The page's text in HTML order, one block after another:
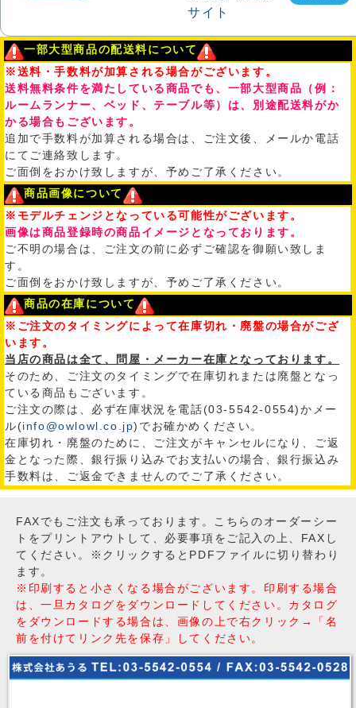
一部大型商品の配送料について
※送料・手数料が加算される場合がございます。
送料無料条件を満たしている商品でも、一部大型商品（例：
ルームランナー、ベッド、テーブル等）は、別途配送料がか
かる場合もございます。
追加で手数料が加算される場合は、ご注文後、メールか電話
にてご連絡致します。
ご面倒をおかけ致しますが、予めご了承ください。
商品画像について
※モデルチェンジとなっている可能性がございます。
画像は商品登録時の商品イメージとなっております。
ご不明の場合は、ご注文の前に必ずご確認を御願い致しま
す。
ご面倒をおかけ致しますが、予めご了承ください。
商品の在庫について
※ご注文のタイミングによって在庫切れ・廃盤の場合がござ
います。
当店の商品は全て、問屋・メーカー在庫となっております。
そのため、ご注文のタイミングで在庫切れまたは廃盤となっ
ている商品もございます。
ご注文の際は、必ず在庫状況を電話(03-5542-0554)かメー
ル(info@owlowl.co.jp)でお確かめください。
在庫切れ・廃盤のために、ご注文がキャンセルになり、ご返
金となった際、銀行振り込みでお支払いの場合、銀行振込み
手数料は、ご返金できませんのでご了承ください。
FAXでもご注文も承っております。こちらのオーダーシー
トをプリントアウトして、必要事項をご記入の上、FAXし
てください。※クリックするとPDFファイルに切り替わり
ます。
※印刷すると小さくなる場合がございます。印刷する場合
は、一旦カタログをダウンロードしてください。カタログ
をダウンロードする場合は、画像の上で右クリック→「名
前を付けてリンク先を保存」してください。